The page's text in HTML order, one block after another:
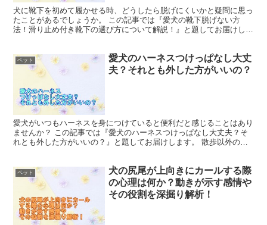
犬に靴下を初めて履かせる時、どうしたら脱げにくいかと疑問に思っ
たことがあるでしょうか。 この記事では『愛犬の靴下脱げない方
法！滑り止め付き靴下の選び方について解説！』と題してお届けしま
ペット
愛犬のハーネスつけっぱなし大丈
夫？それとも外した方がいいの？
愛犬がいつもハーネスを身につけていると便利だと感じることはあり
ませんか？ この記事では『愛犬のハーネスつけっぱなし大丈夫？そ
れとも外した方がいいの？』と題してお届けします。 散歩以外の時
ペット
犬の尻尾が上向きにカールする際
の心理は何か？動きが示す感情や
その役割を深掘り解析！